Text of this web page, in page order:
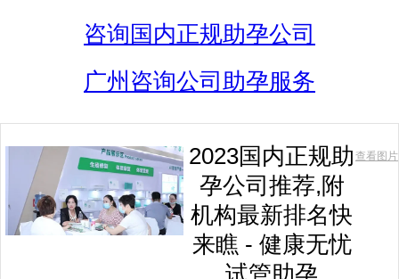
咨询国内正规助孕公司
广州咨询公司助孕服务
2023国内正规助
孕公司推荐,附
机构最新排名快
来瞧 - 健康无忧
试管助孕
查看图片